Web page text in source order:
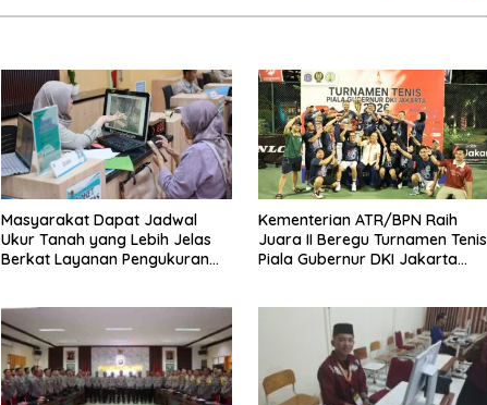
Masyarakat Dapat Jadwal
Ukur Tanah yang Lebih Jelas
Berkat Layanan Pengukuran
Kementerian ATR/BPN Raih
Juara II Beregu Turnamen Tenis
Piala Gubernur DKI Jakarta